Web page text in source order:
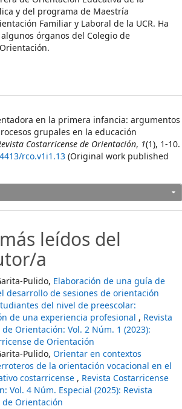
y del programa de Maestría
Familiar y Laboral de la UCR. Ha
órganos del Colegio de
en la primera infancia: argumentos
grupales en la educación
Costarricense de Orientación, 1(1), 1-10.
rco.v1i1.13 (Original work published
leídos del
a
Pulido, Elaboración de una guía de
desarrollo de sesiones de orientación
del nivel de preescolar:
de una experiencia profesional , Revista
Orientación: Vol. 2 Núm. 1 (2023):
de Orientación
Pulido, Orientar en contextos
de la orientación vocacional en el
costarricense , Revista Costarricense
Vol. 4 Núm. Especial (2025): Revista
Orientación